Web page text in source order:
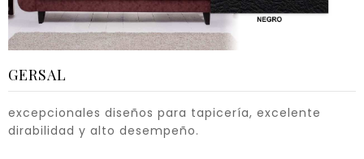
GERSAL
excepcionales diseños para tapicería, excelente
dirabilidad y alto desempeño.